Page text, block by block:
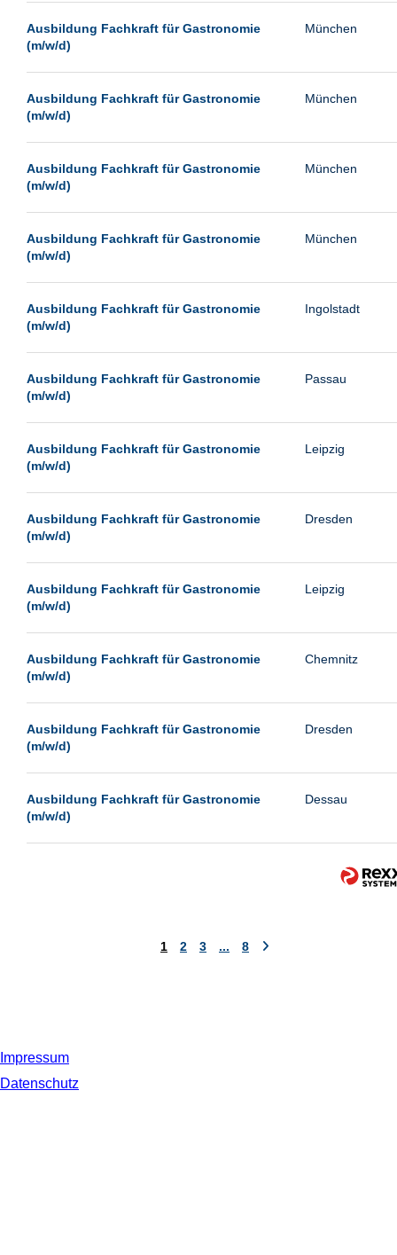
Passau
Pforzheim
Siegburg
Siegen
Viernheim
Wetzlar
Wust/Brandenburg
Ausbildung Fachkraft für Gastronomie
(m/w/d)
München
Ausbildung Fachkraft für Gastronomie
(m/w/d)
München
Ausbildung Fachkraft für Gastronomie
(m/w/d)
München
Ausbildung Fachkraft für Gastronomie
(m/w/d)
München
Ausbildung Fachkraft für Gastronomie
(m/w/d)
Ingolstadt
Ausbildung Fachkraft für Gastronomie
(m/w/d)
Passau
Ausbildung Fachkraft für Gastronomie
(m/w/d)
Leipzig
Ausbildung Fachkraft für Gastronomie
(m/w/d)
Dresden
Ausbildung Fachkraft für Gastronomie
(m/w/d)
Leipzig
Ausbildung Fachkraft für Gastronomie
(m/w/d)
Chemnitz
Ausbildung Fachkraft für Gastronomie
(m/w/d)
Dresden
Ausbildung Fachkraft für Gastronomie
(m/w/d)
Dessau
1 2 3 ... 8
Impressum
Datenschutz